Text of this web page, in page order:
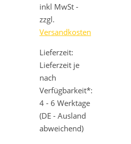
war:
inkl MwSt -
zzgl.
Versandkosten
Lieferzeit:
Lieferzeit je
nach
Verfügbarkeit*:
4 - 6 Werktage
(DE - Ausland
abweichend)